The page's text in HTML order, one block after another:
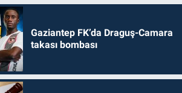
Gaziantep FK’da Draguş-Camara
takası bombası